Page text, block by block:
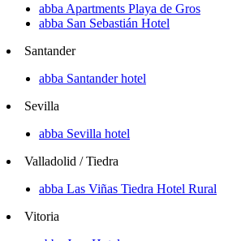
abba Apartments Playa de Gros
abba San Sebastián Hotel
Santander
abba Santander hotel
Sevilla
abba Sevilla hotel
Valladolid / Tiedra
abba Las Viñas Tiedra Hotel Rural
Vitoria